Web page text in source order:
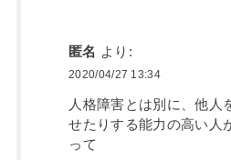
匿名 より:
2020/04/27 13:34
人格障害とは別に、他人
せたりする能力の高い人
って